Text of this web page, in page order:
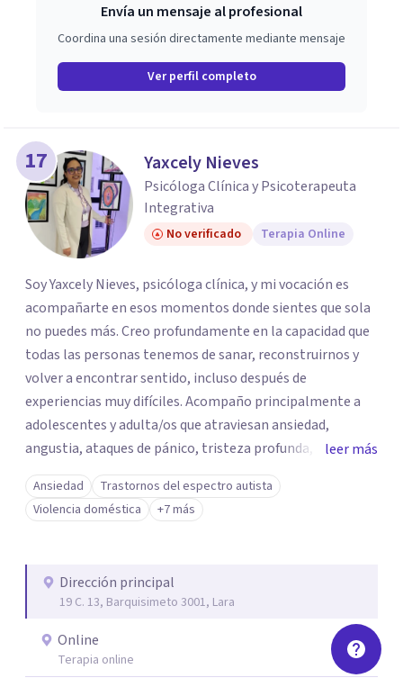
Envía un mensaje al profesional
Coordina una sesión directamente mediante mensaje
Ver perfil completo
17 Yaxcely Nieves
Psicóloga Clínica y Psicoterapeuta
Integrativa
No verificado Terapia Online
Soy Yaxcely Nieves, psicóloga clínica, y mi vocación es
acompañarte en esos momentos donde sientes que sola
no puedes más. Creo profundamente en la capacidad que
todas las personas tenemos de sanar, reconstruirnos y
volver a encontrar sentido, incluso después de
experiencias muy difíciles. Acompaño principalmente a
adolescentes y adulta/os que atraviesan ansiedad,
angustia, ataques de pánico, tristeza profunda, duelos
por muerte, migración o rupturas, baja autoestima,
dependencia emocional, conflictos de pareja, estrés y
agotamiento. También trabajo con personas que han
relaciones marcadas por el maltrato, o que se sienten
desbordadas por contextos familiares, laborales o
migratorios exigentes. Mi enfoque es humanista, con
formación en psicodrama, lo que me permite integrar la
emoción, el cuerpo y la historia personal en cada proceso.
En consulta encontrarás un espacio seguro, confidencial
leer más
Ansiedad
Trastornos del espectro autista
Violencia doméstica
+7 más
Dirección principal
19 C. 13, Barquisimeto 3001, Lara
Online
Terapia online